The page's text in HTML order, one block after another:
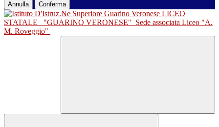
Annulla Conferma
LICEO
STATALE
"GUARINO VERONESE" Sede associata Liceo "A.
M. Roveggio"